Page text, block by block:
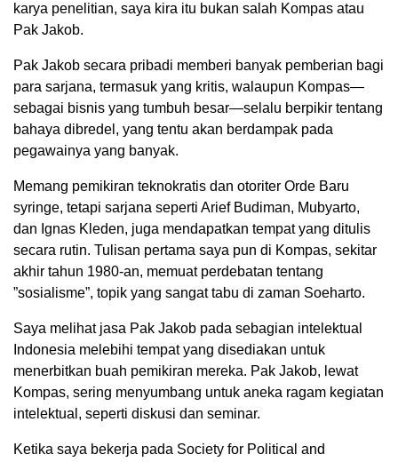
karya penelitian, saya kira itu bukan salah Kompas atau
Pak Jakob.
Pak Jakob secara pribadi memberi banyak pemberian bagi
para sarjana, termasuk yang kritis, walaupun Kompas—
sebagai bisnis yang tumbuh besar—selalu berpikir tentang
bahaya dibredel, yang tentu akan berdampak pada
pegawainya yang banyak.
Memang pemikiran teknokratis dan otoriter Orde Baru
syringe, tetapi sarjana seperti Arief Budiman, Mubyarto,
dan Ignas Kleden, juga mendapatkan tempat yang ditulis
secara rutin. Tulisan pertama saya pun di Kompas, sekitar
akhir tahun 1980-an, memuat perdebatan tentang
”sosialisme”, topik yang sangat tabu di zaman Soeharto.
Saya melihat jasa Pak Jakob pada sebagian intelektual
Indonesia melebihi tempat yang disediakan untuk
menerbitkan buah pemikiran mereka. Pak Jakob, lewat
Kompas, sering menyumbang untuk aneka ragam kegiatan
intelektual, seperti diskusi dan seminar.
Ketika saya bekerja pada Society for Political and